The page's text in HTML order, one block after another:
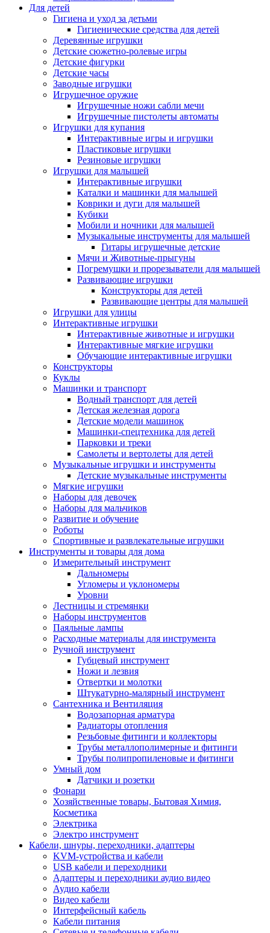
Для детей
Гигиена и уход за детьми
Гигиенические средства для детей
Деревянные игрушки
Детские сюжетно-ролевые игры
Детские фигурки
Детские часы
Заводные игрушки
Игрушечное оружие
Игрушечные ножи сабли мечи
Игрушечные пистолеты автоматы
Игрушки для купания
Интерактивные игры и игрушки
Пластиковые игрушки
Резиновые игрушки
Игрушки для малышей
Интерактивные игрушки
Каталки и машинки для малышей
Коврики и дуги для малышей
Кубики
Мобили и ночники для малышей
Музыкальные инструменты для малышей
Гитары игрушечные детские
Мячи и Животные-прыгуны
Погремушки и прорезыватели для малышей
Развивающие игрушки
Конструкторы для детей
Развивающие центры для малышей
Игрушки для улицы
Интерактивные игрушки
Интерактивные животные и игрушки
Интерактивные мягкие игрушки
Обучающие интерактивные игрушки
Конструкторы
Куклы
Машинки и транспорт
Водный транспорт для детей
Детская железная дорога
Детские модели машинок
Машинки-спецтехника для детей
Парковки и треки
Самолеты и вертолеты для детей
Музыкальные игрушки и инструменты
Детские музыкальные инструменты
Мягкие игрушки
Наборы для девочек
Наборы для мальчиков
Развитие и обучение
Роботы
Спортивные и развлекательные игрушки
Инструменты и товары для дома
Измерительный инструмент
Дальномеры
Угломеры и уклономеры
Уровни
Лестницы и стремянки
Наборы инструментов
Паяльные лампы
Расходные материалы для инструмента
Ручной инструмент
Губцевый инструмент
Ножи и лезвия
Отвертки и молотки
Штукатурно-малярный инструмент
Сантехника и Вентиляция
Водозапорная арматура
Радиаторы отопления
Резьбовые фитинги и коллекторы
Трубы металлополимерные и фитинги
Трубы полипропиленовые и фитинги
Умный дом
Датчики и розетки
Фонари
Хозяйственные товары, Бытовая Химия,
Косметика
Электрика
Электро инструмент
Кабели, шнуры, переходники, адаптеры
KVM-устройства и кабели
USB кабели и переходники
Адаптеры и переходники аудио видео
Аудио кабели
Видео кабели
Интерфейсный кабель
Кабели питания